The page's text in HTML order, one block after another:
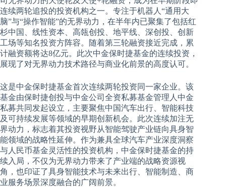
连续两轮追投的投资机构之一。专注于机器人“通用大
脑”与“操作智能”的无界动力，在半年内已聚集了包括红
杉中国、线性资本、高瓴创投、地平线、深创投、创新
工场等知名投资方阵容。随着第三轮融资接近完成，累
计融资额将达8亿元。此次中金保时捷基金的连续投资，
展现了对无界动力技术路径与商业化前景的高度认可。
这是中金保时捷基金首次连续两轮投资同一家企业。该
基金由保时捷创投与中金公司全资私募基金管理人中金
私募共同发起设立，主要聚焦中国汽车出行、智能科技
及可持续发展等领域的早期创新机会。此次连续加注无
界动力，标志着其投资视野从智能驾驶产业链向具身智
能领域的战略性延伸。作为兼具全球汽车产业深度洞察
与人民币基金灵活性的投资机构，中金保时捷基金的持
续入局，不仅为无界动力带来了产业端的战略资源视
角，也印证了具身智能技术与未来出行、智能制造、商
业服务场景深度融合的广阔前景。